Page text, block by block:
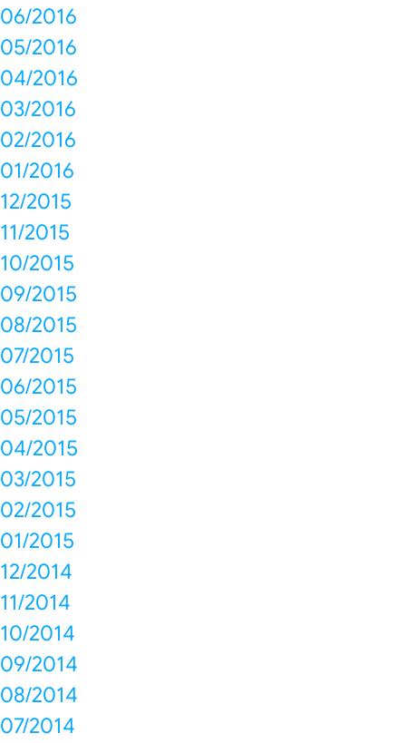
06/2016
05/2016
04/2016
03/2016
02/2016
01/2016
12/2015
11/2015
10/2015
09/2015
08/2015
07/2015
06/2015
05/2015
04/2015
03/2015
02/2015
01/2015
12/2014
11/2014
10/2014
09/2014
08/2014
07/2014